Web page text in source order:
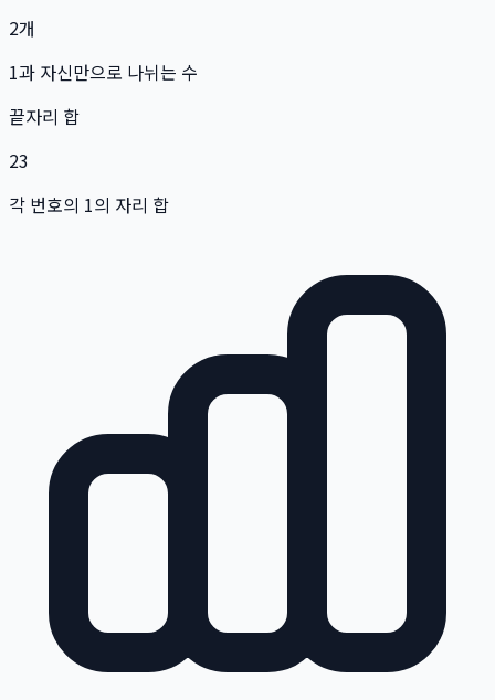
2개
1과 자신만으로 나뉘는 수
끝자리 합
23
각 번호의 1의 자리 합